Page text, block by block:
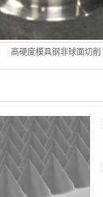
高硬度模具钢非球面切削